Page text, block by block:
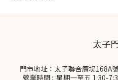
太子
門市地址：太子聯合廣場168A
營業時間 : 星期一至五 1:30-